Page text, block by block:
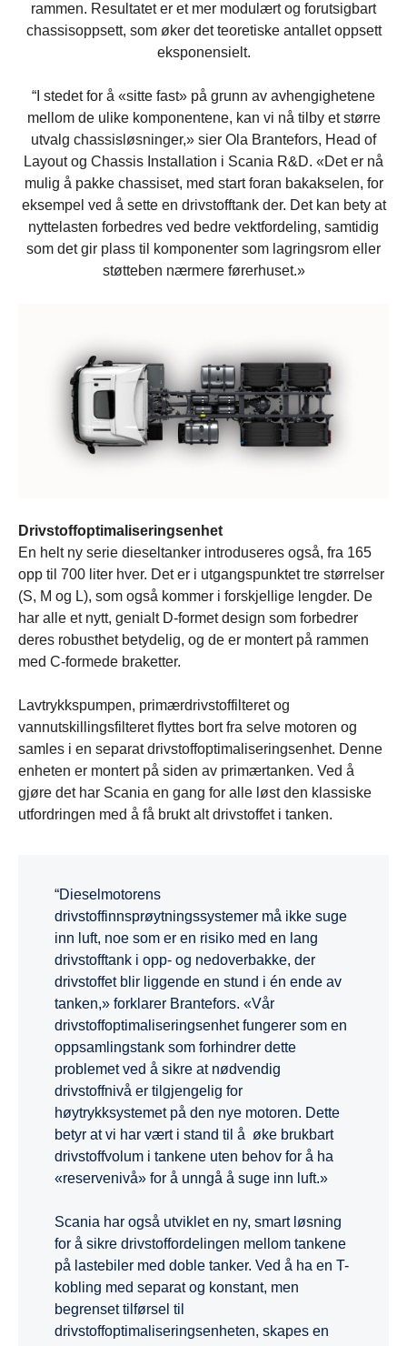
rammen. Resultatet er et mer modulært og forutsigbart
chassisoppsett, som øker det teoretiske antallet oppsett
eksponensielt.
“I stedet for å «sitte fast» på grunn av avhengighetene
mellom de ulike komponentene, kan vi nå tilby et større
utvalg chassisløsninger,» sier Ola Brantefors, Head of
Layout og Chassis Installation i Scania R&D. «Det er nå
mulig å pakke chassiset, med start foran bakakselen, for
eksempel ved å sette en drivstofftank der. Det kan bety at
nyttelasten forbedres ved bedre vektfordeling, samtidig
som det gir plass til komponenter som lagringsrom eller
støtteben nærmere førerhuset.»
Drivstoffoptimaliseringsenhet
En helt ny serie dieseltanker introduseres også, fra 165
opp til 700 liter hver. Det er i utgangspunktet tre størrelser
(S, M og L), som også kommer i forskjellige lengder. De
har alle et nytt, genialt D-formet design som forbedrer
deres robusthet betydelig, og de er montert på rammen
med C-formede braketter.
Lavtrykkspumpen, primærdrivstoffilteret og
vannutskillingsfilteret flyttes bort fra selve motoren og
samles i en separat drivstoffoptimaliseringsenhet. Denne
enheten er montert på siden av primærtanken. Ved å
gjøre det har Scania en gang for alle løst den klassiske
utfordringen med å få brukt alt drivstoffet i tanken.
“Dieselmotorens
drivstoffinnsprøytningssystemer må ikke suge
inn luft, noe som er en risiko med en lang
drivstofftank i opp- og nedoverbakke, der
drivstoffet blir liggende en stund i én ende av
tanken,» forklarer Brantefors. «Vår
drivstoffoptimaliseringsenhet fungerer som en
oppsamlingstank som forhindrer dette
problemet ved å sikre at nødvendig
drivstoffnivå er tilgjengelig for
høytrykksystemet på den nye motoren. Dette
betyr at vi har vært i stand til å øke brukbart
drivstoffvolum i tankene uten behov for å ha
«reservenivå» for å unngå å suge inn luft.»
Scania har også utviklet en ny, smart løsning
for å sikre drivstoffordelingen mellom tankene
på lastebiler med doble tanker. Ved å ha en T-
kobling med separat og konstant, men
begrenset tilførsel til
drivstoffoptimaliseringsenheten, skapes en